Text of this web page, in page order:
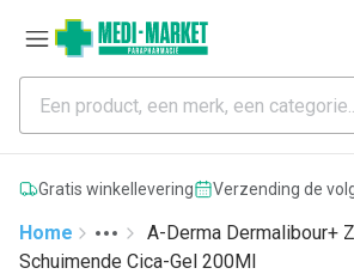
Gratis winkellevering Verzending de
Home
More
Toggle menu
A-Derma Dermalibour+
Schuimende Cica-Gel 200Ml